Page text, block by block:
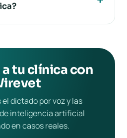
a tu clínica con
dictado por voz y las
inteligencia artificial
en casos reales.